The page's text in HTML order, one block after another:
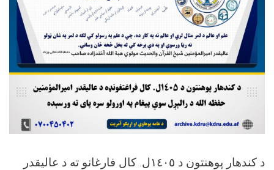
د کندهار پوهنتون د ١٤٠٥ل. کال فارغانو ته د عالیقدر